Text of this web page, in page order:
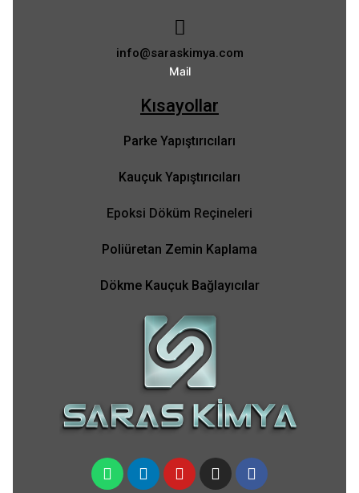
info@saraskimya.com
Mail
Kısayollar
Parke Yapıştırıcıları
Kauçuk Yapıştırıcıları
Epoksi Döküm Reçineleri
Poliüretan Zemin Kaplama
Dökme Kauçuk Bağlayıcılar